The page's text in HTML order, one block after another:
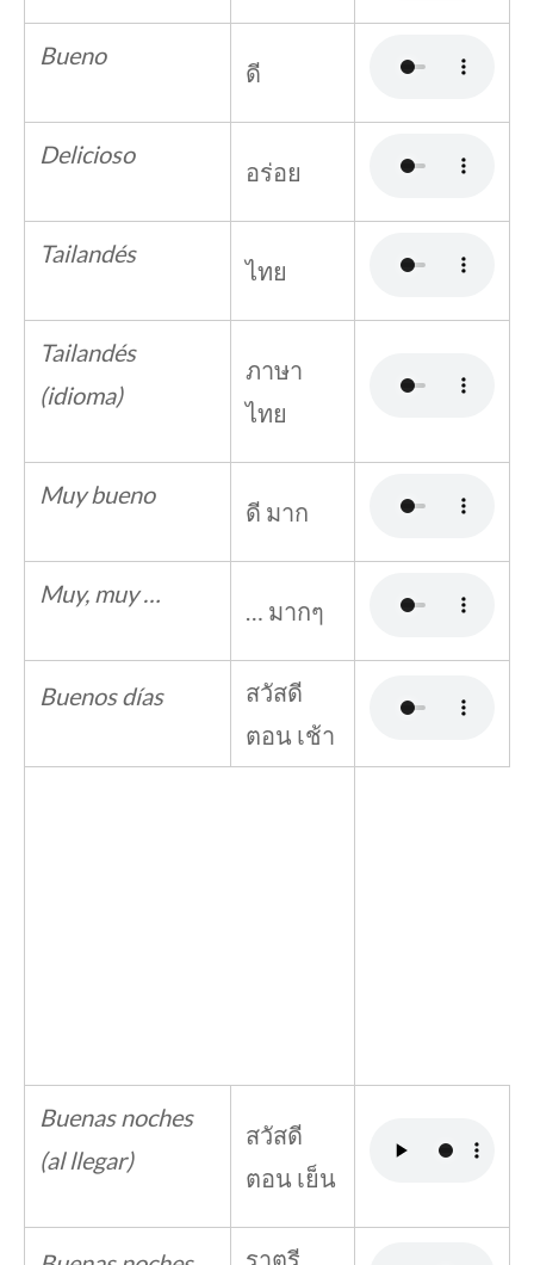
Bueno
ดี
Delicioso
อร่อย
Tailandés
ไทย
Tailandés
(idioma)
ภาษา
ไทย
Muy bueno
ดี มาก
Muy, muy …
… มากๆ
Buenos días
สวัสดี
ตอน เช้า
Buenas noches
(al llegar)
สวัสดี
ตอน เย็น
ราตรี